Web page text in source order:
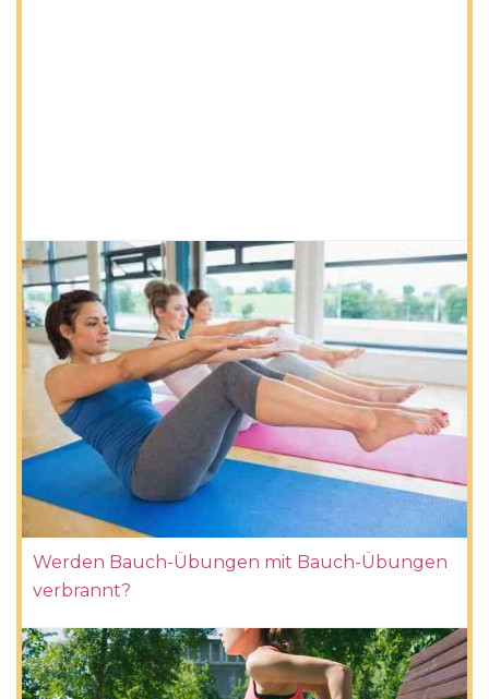
Werden Bauch-Übungen mit Bauch-Übungen
verbrannt?